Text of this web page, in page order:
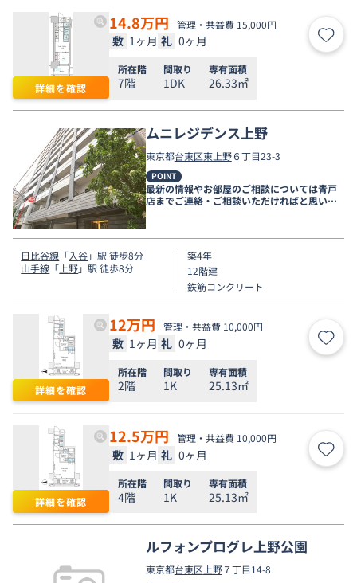
詳細を確認
14.8万円 管理・共益費 15,000円
敷 1ヶ月 礼 0ヶ月 お気
所在階
7階
間取り
1DK
専有面積
26.33㎡
ムニレジデンス上野
東京都台東区東上野６丁目23-3
POINT
最新の情報やお部屋のご相談については青戸
店までご連絡・ご相談いただければと思いま
す。
日比谷線 「入谷」駅 徒歩8分
山手線 「 上野」駅 徒歩8分
築4年
12階建
鉄筋コンクリート
詳細を確認
12万円 管理・共益費 10,000円
敷 1ヶ月 礼 0ヶ月 お気
所在階
2階
間取り
1K
専有面積
25.13㎡
詳細を確認
12.5万円 管理・共益費 10,000円
敷 1ヶ月 礼 0ヶ月 お気
所在階
4階
間取り
1K
専有面積
25.13㎡
ルフォンプログレ上野公園
東京都台東区 上野７丁目14-8